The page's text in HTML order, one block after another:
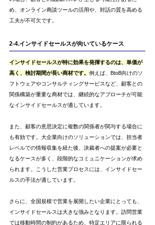
め、オンライン商談ツールの活用や、対話の質を高める
工夫が不可欠です。
2-4.インサイドセールスが向いているケース
インサイドセールスが特に効果を発揮するのは、単価が
高く、検討期間が長い商材です。 例えば、BtoB向けのソ
フトウェアやコンサルティングサービスなど、顧客との
関係構築が重要な商材では、継続的なアプローチが可能
なインサイドセールスが適しています。
また、顧客の意思決定に複数の関係者が関与する場合に
も有効です。大企業向けのソリューションでは、担当者
レベルでの情報収集を経た後、決裁者への提案が必要と
なるケースが多く、段階的なコミュニケーションが求め
られます。こうした営業プロセスには、インサイドセー
ルスの手法が適しています。
さらに、全国規模で営業を展開したい企業にとっても、
インサイドセールスは大きな強みとなります。訪問営業
では移動時間の制約があるため、特定エリアに限られる